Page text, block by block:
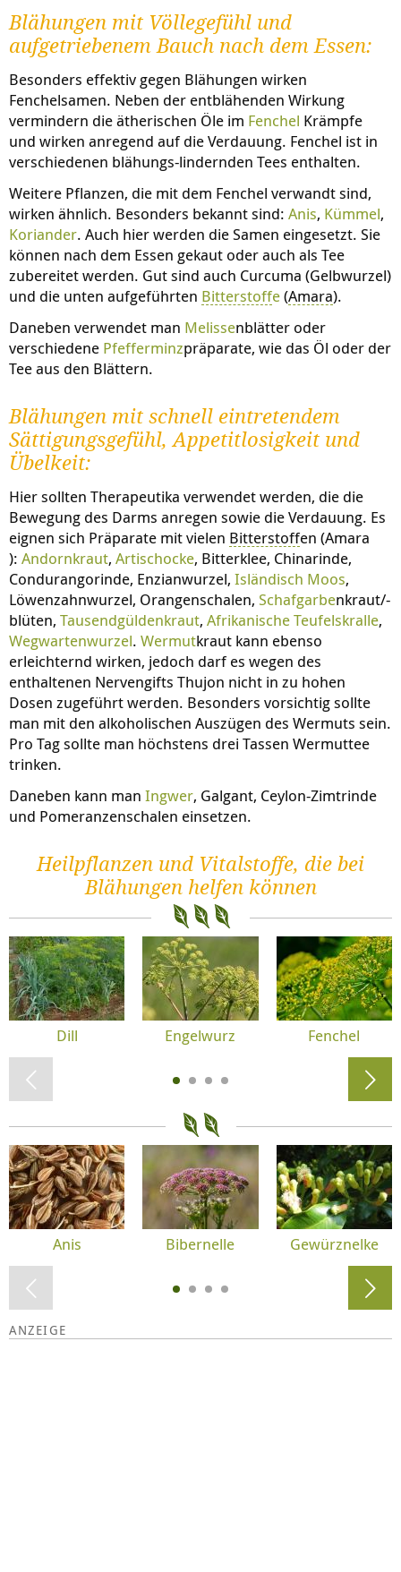
Blähungen mit Völlegefühl und
aufgetriebenem Bauch nach dem Essen:
Besonders effektiv gegen Blähungen wirken
Fenchelsamen. Neben der entblähenden Wirkung
vermindern die ätherischen Öle im Fenchel Krämpfe
und wirken anregend auf die Verdauung. Fenchel ist in
verschiedenen blähungs-lindernden Tees enthalten.
Weitere Pflanzen, die mit dem Fenchel verwandt sind,
wirken ähnlich. Besonders bekannt sind: Anis, Kümmel,
Koriander. Auch hier werden die Samen eingesetzt. Sie
können nach dem Essen gekaut oder auch als Tee
zubereitet werden. Gut sind auch Curcuma (Gelbwurzel)
und die unten aufgeführten Bitterstoffe(Amara).
Daneben verwendet man Melissenblätter oder
verschiedene Pfefferminzpräparate, wie das Öl oder der
Tee aus den Blättern.
Blähungen mit schnell eintretendem
Sättigungsgefühl, Appetitlosigkeit und
Übelkeit:
Hier sollten Therapeutika verwendet werden, die die
Bewegung des Darms anregen sowie die Verdauung. Es
eignen sich Präparate mit vielen Bitterstoffen (Amara
): Andornkraut, Artischocke, Bitterklee, Chinarinde,
Condurangorinde, Enzianwurzel, Isländisch Moos,
Löwenzahnwurzel, Orangenschalen, Schafgarbenkraut/-
blüten, Tausendgüldenkraut, Afrikanische Teufelskralle,
Wegwartenwurzel. Wermutkraut kann ebenso
erleichternd wirken, jedoch darf es wegen des
enthaltenen Nervengifts Thujon nicht in zu hohen
Dosen zugeführt werden. Besonders vorsichtig sollte
man mit den alkoholischen Auszügen des Wermuts sein.
Pro Tag sollte man höchstens drei Tassen Wermuttee
trinken.
Daneben kann man Ingwer, Galgant, Ceylon-Zimtrinde
und Pomeranzenschalen einsetzen.
Heilpflanzen und Vitalstoffe, die bei
Blähungen helfen können
Dill Engelwurz Fenchel
Anis Bibernelle Gewürznelke